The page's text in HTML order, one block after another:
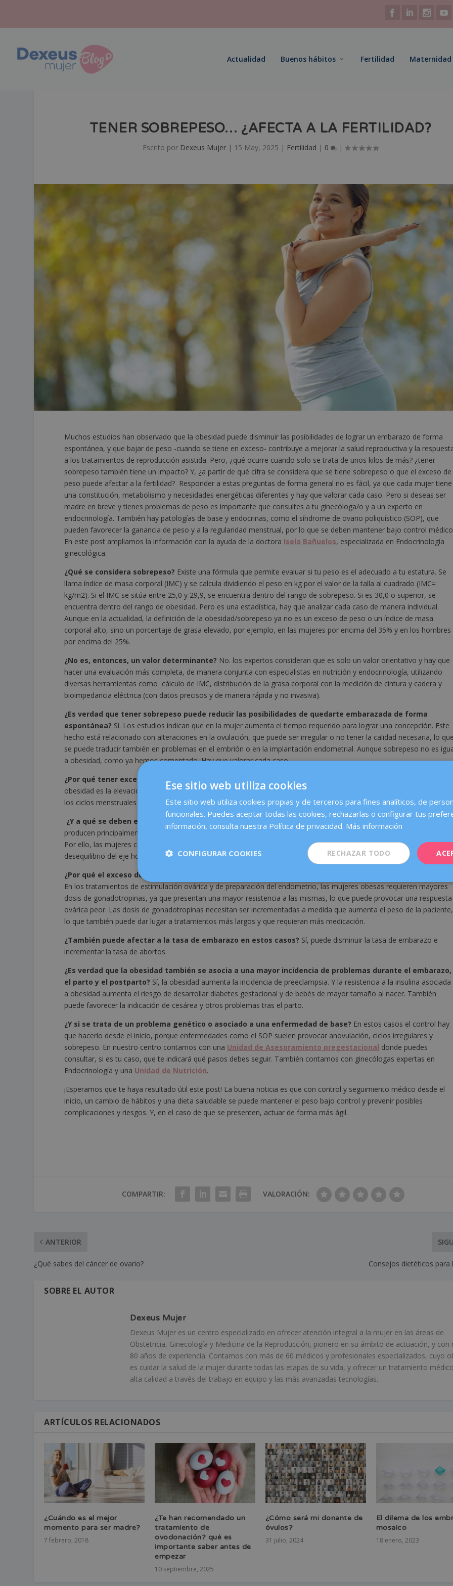
Actualidad Buenos hábitos Fertilidad Maternidad
TENER SOBREPESO… ¿AFECTA A LA FERTILIDAD?
Escrito por Dexeus Mujer| 15 May, 2025 | Fertilidad | 0 |
Muchos estudios han observado que la obesidad puede disminuir las posibilidades de lograr un embarazo de forma
espontánea, y que bajar de peso -cuando se tiene en exceso- contribuye a mejorar la salud reproductiva y la
a los tratamientos de reproducción asistida. Pero, ¿qué ocurre cuando solo se trata de unos kilos de más? ¿tener
sobrepeso también tiene un impacto? Y, ¿a partir de qué cifra se considera que se tiene sobrepeso o que el exceso de
peso puede afectar a la fertilidad? Responder a estas preguntas de forma general no es fácil, ya que cada mujer tiene
una constitución, metabolismo y necesidades energéticas diferentes y hay que valorar cada caso. Pero si deseas ser
madre en breve y tienes problemas de peso es importante que consultes a tu ginecóloga/o y a un experto en
endocrinología. También hay patologías de base y endocrinas, como el síndrome de ovario poliquístico (SOP), que
pueden favorecer la ganancia de peso y a la regularidad menstrual, por lo que se deben mantener bajo control
En este post ampliamos la información con la ayuda de la doctora Isela Bañuelos, especializada en Endocrinología
ginecológica.
¿Qué se considera sobrepeso? Existe una fórmula que permite evaluar si tu peso es el adecuado a tu estatura. Se
llama índice de masa corporal (IMC) y se calcula dividiendo el peso en kg por el valor de la talla al cuadrado (IMC=
kg/m2). Si el IMC se sitúa entre 25,0 y 29,9, se encuentra dentro del rango de sobrepeso. Si es 30,0 o superior, se
encuentra dentro del rango de obesidad. Pero es una estadística, hay que analizar cada caso de manera individual.
Aunque en la actualidad, la definición de la obesidad/sobrepeso ya no es un exceso de peso o un índice de masa
corporal alto, sino un porcentaje de grasa elevado, por ejemplo, en las mujeres por encima del 35% y en los hombres
por encima del 25%.
¿No es, entonces, un valor determinante? No. los expertos consideran que es solo un valor orientativo y hay que
hacer una evaluación más completa, de manera conjunta con especialistas en nutrición y endocrinología, utilizando
diversas herramientas como cálculo de IMC, distribución de la grasa corporal con la medición de cintura y cadera y
bioimpedancia eléctrica (con datos precisos y de manera rápida y no invasiva).
¿Es verdad que tener sobrepeso puede reducir las posibilidades de quedarte embarazada de forma
espontánea? Sí. Los estudios indican que en la mujer aumenta el tiempo requerido para lograr una concepción. Este
hecho está relacionado con alteraciones en la ovulación, que puede ser irregular o no tener la calidad necesaria, lo
se puede traducir también en problemas en el embrión o en la implantación endometrial. Aunque sobrepeso no es
a obesidad, como ya hemos comentado. Hay que valorar cada caso.
¿Por qué tener exceso de peso afecta a la fertilidad?
obesidad es la elevación del nivel basal de insulina y la resistencia a la misma, lo que conlleva a alteraciones en
los ciclos menstruales y en la ovulación. También puede producir alteraciones metabólicas.
¿Y a qué se deben estas alteraciones?
Los estrógenos son las hormonas sexuales producidas en las mujeres. Se
producen principalmente en los ovarios, pero también en las glándulas suprarrenales y en el tejido adiposo o graso.
Por ello, las mujeres con obesidad tienen niveles más altos de esta hormona, lo que puede desencadenar un
desequilibrio del eje hormonal.
¿Por qué el exceso de peso también afecta o puede afectar a los tratamientos de reproducción asistida?
En los tratamientos de estimulación ovárica y de preparación del endometrio, las mujeres obesas requieren mayores
dosis de gonadotropinas, ya que presentan una mayor resistencia a las mismas, lo que puede provocar una respuesta
ovárica peor. Las dosis de gonadotropinas necesitan ser incrementadas a medida que aumenta el peso de la paciente,
lo que también puede dar lugar a tratamientos más largos y que requieran más medicación.
¿También puede afectar a la tasa de embarazo en estos casos? Sí, puede disminuir la tasa de embarazo e
incrementar la tasa de abortos.
¿Es verdad que la obesidad también se asocia a una mayor incidencia de problemas durante el embarazo,
el parto y el postparto? Sí, la obesidad aumenta la incidencia de preeclampsia. Y la resistencia a la insulina asociada
a obesidad aumenta el riesgo de desarrollar diabetes gestacional y de bebés de mayor tamaño al nacer. También
puede favorecer la indicación de cesárea y otros problemas tras el parto.
¿Y si se trata de un problema genético o asociado a una enfermedad de base? En estos casos el control hay
que hacerlo desde el inicio, porque enfermedades como el SOP suelen provocar anovulación, ciclos irregulares y
sobrepeso. En nuestro centro contamos con una Unidad de Asesoramiento pregestacional donde puedes
consultar, si es tu caso, que te indicará qué pasos debes seguir. También contamos con ginecólogas expertas en
Endocrinología y una Unidad de Nutrición.
¡Esperamos que te haya resultado útil este post! La buena noticia es que con control y seguimiento médico desde el
inicio, un cambio de hábitos y una dieta saludable se puede mantener el peso bajo control y prevenir posibles
complicaciones y riesgos. Y, en el caso de que se presenten, actuar de forma más ágil.
COMPARTIR: VALORACIÓN:
ANTERIOR
¿Qué sabes del cáncer de ovario? Consejos dietéticos para
SOBRE EL AUTOR
Dexeus Mujer
Dexeus Mujer es un centro especializado en ofrecer atención integral a la mujer en las áreas de
Obstetricia, Ginecología y Medicina de la Reproducción, pionero en su ámbito de actuación, y con
80 años de experiencia. Contamos con más de 60 médicos y profesionales especializados, cuyo
es cuidar la salud de la mujer durante todas las etapas de su vida, y ofrecer un tratamiento
alta calidad a través del trabajo en equipo y las más avanzadas tecnologías.
ARTÍCULOS RELACIONADOS
¿Cuándo es el mejor
momento para ser madre?
7 febrero, 2018
¿Te han recomendado un
tratamiento de
ovodonación? qué es
importante saber antes de
empezar
10 septiembre, 2025
¿Cómo será mi donante de
óvulos?
31 julio, 2024
El dilema de los
mosaico
18 enero, 2023
Ese sitio web utiliza cookies
Este sitio web utiliza cookies propias y de terceros para fines analíticos, de
funcionales. Puedes aceptar todas las cookies, rechazarlas o configurar tus
información, consulta nuestra Política de privacidad. Más información
RECHAZAR TODO
CONFIGURAR COOKIES